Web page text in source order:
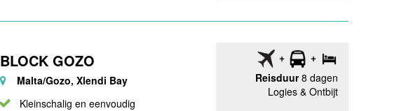
Reisduur8 dagen
Logies & Ontbijt
BLOCK GOZO
Malta/Gozo, Xlendi Bay
Kleinschalig en eenvoudig